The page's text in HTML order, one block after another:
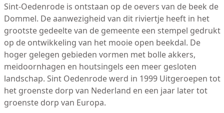
Sint-Oedenrode is ontstaan op de oevers van de beek de
Dommel. De aanwezigheid van dit riviertje heeft in het
grootste gedeelte van de gemeente een stempel gedrukt
op de ontwikkeling van het mooie open beekdal. De
hoger gelegen gebieden vormen met bolle akkers,
meidoornhagen en houtsingels een meer gesloten
landschap. Sint Oedenrode werd in 1999 Uitgeroepen tot
het groenste dorp van Nederland en een jaar later tot
groenste dorp van Europa.